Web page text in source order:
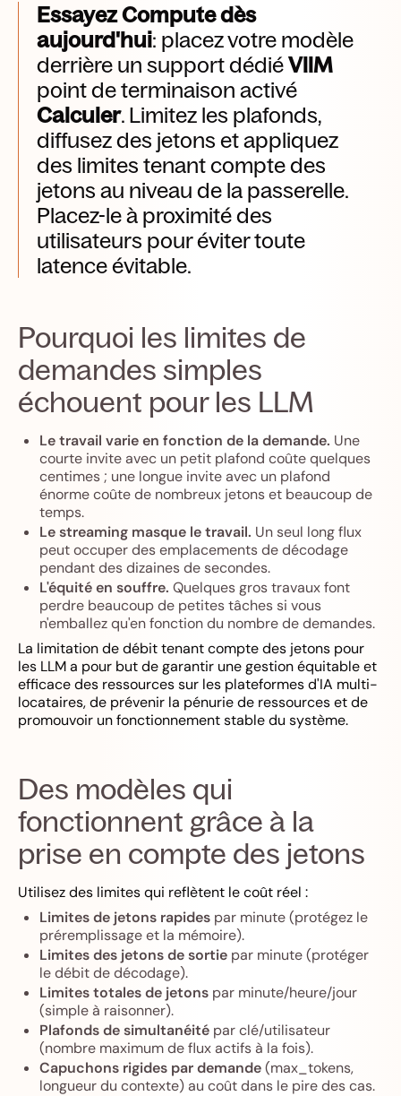
Essayez Compute dès
aujourd'hui: placez votre modèle
derrière un support dédiéVllM
point de terminaison activé
Calculer. Limitez les plafonds,
diffusez des jetons et appliquez
des limites tenant compte des
jetons au niveau de la passerelle.
Placez-le à proximité des
utilisateurs pour éviter toute
latence évitable.
Pourquoi les limites de
demandes simples
échouent pour les LLM
Le travail varie en fonction de la demande. Une
courte invite avec un petit plafond coûte quelques
centimes ; une longue invite avec un plafond
énorme coûte de nombreux jetons et beaucoup de
temps.
Le streaming masque le travail. Un seul long flux
peut occuper des emplacements de décodage
pendant des dizaines de secondes.
L'équité en souffre. Quelques gros travaux font
perdre beaucoup de petites tâches si vous
n'emballez qu'en fonction du nombre de demandes.
La limitation de débit tenant compte des jetons pour
les LLM a pour but de garantir une gestion équitable et
efficace des ressources sur les plateformes d'IA multi-
locataires, de prévenir la pénurie de ressources et de
promouvoir un fonctionnement stable du système.
Des modèles qui
fonctionnent grâce à la
prise en compte des jetons
Utilisez des limites qui reflètent le coût réel :
Limites de jetons rapides par minute (protégez le
préremplissage et la mémoire).
Limites des jetons de sortie par minute (protéger
le débit de décodage).
Limites totales de jetons par minute/heure/jour
(simple à raisonner).
Plafonds de simultanéité par clé/utilisateur
(nombre maximum de flux actifs à la fois).
Capuchons rigides par demande(max_tokens,
longueur du contexte) au coût dans le pire des cas.